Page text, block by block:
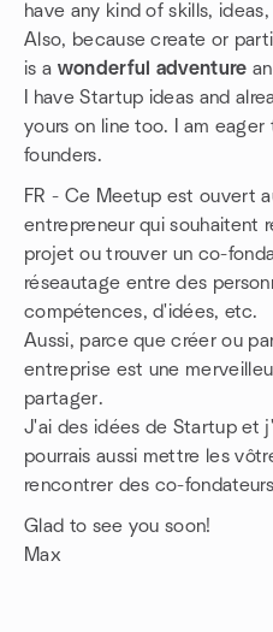
have any kind of skills,
Also, because create or
is a wonderful adventure
I have Startup ideas and
yours on line too. I am
founders.
FR - Ce Meetup est ouvert
entrepreneur qui souhaitent
projet ou trouver un co-
réseautage entre des
compétences, d'idées, etc.
Aussi, parce que créer ou
entreprise est une
partager.
J'ai des idées de Startup et
pourrais aussi mettre les
rencontrer des co-
Glad to see you soon!
Max